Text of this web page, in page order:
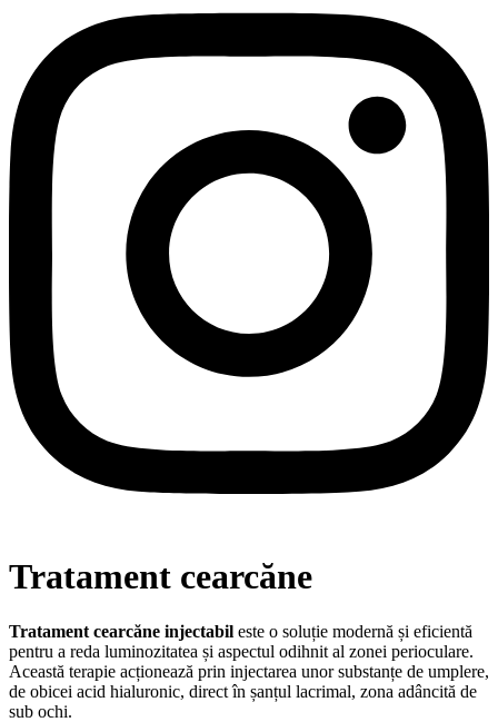
Tratament cearcăne
Tratament cearcăne injectabil este o soluție modernă și eficientă
pentru a reda luminozitatea și aspectul odihnit al zonei perioculare.
Această terapie acționează prin injectarea unor substanțe de umplere,
de obicei acid hialuronic, direct în șanțul lacrimal, zona adâncită de
sub ochi.